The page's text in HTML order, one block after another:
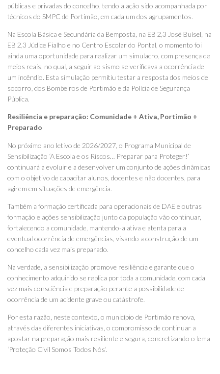
públicas e privadas do concelho, tendo a ação sido acompanhada por
técnicos do SMPC de Portimão, em cada um dos agrupamentos.
Na Escola Básica e Secundária da Bemposta, na EB 2,3 José Buísel, na
EB 2,3 Júdice Fialho e no Centro Escolar do Pontal, o momento foi
ainda uma oportunidade para realizar um simulacro, com presença de
meios reais, no qual, a seguir ao sismo se verificava a ocorrência de
um incêndio. Esta simulação permitiu testar a resposta dos meios de
socorro, dos Bombeiros de Portimão e da Polícia de Segurança
Pública.
Resiliência e preparação: Comunidade + Ativa, Portimão +
Preparado
No próximo ano letivo de 2026/2027, o Programa Municipal de
Sensibilização ‘A Escola e os Riscos… Preparar para Proteger!’
continuará a evoluir e a desenvolver um conjunto de ações dinâmicas
com o objetivo de capacitar alunos, docentes e não docentes, para
agirem em situações de emergência.
Também a formação certificada para operacionais de DAE e outras
formação e ações sensibilização junto da população vão continuar,
fortalecendo a comunidade, mantendo-a ativa e atenta para a
eventual ocorrência de emergências, visando a construção de um
concelho cada vez mais preparado.
Na verdade, a sensibilização promove resiliência e garante que o
conhecimento adquirido se replica por toda a comunidade, com cada
vez mais consciência e preparação perante a possibilidade de
ocorrência de um acidente grave ou catástrofe.
Por esta razão, neste contexto, o município de Portimão renova,
através das diferentes iniciativas, o compromisso de continuar a
apostar na preparação mais resiliente e segura, concretizando o lema
‘Proteção Civil Somos Todos Nós’.